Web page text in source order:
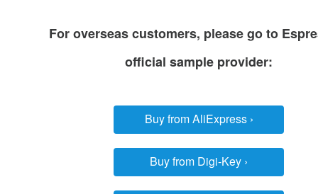
For overseas customers, please go to
official sample provider:
Buy from AliExpress ›
Buy from Digi-Key ›